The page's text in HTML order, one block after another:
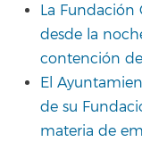
La Fundación
desde la
contención
El
de su
materia de